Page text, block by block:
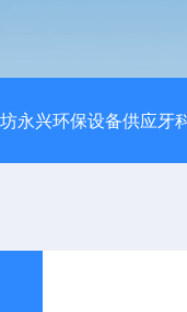
永兴环保设备供应牙